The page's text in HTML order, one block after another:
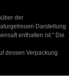
der
Darstellung
enthalten ist.“ Die
dessen Verpackung